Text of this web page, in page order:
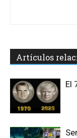
Artículos
El